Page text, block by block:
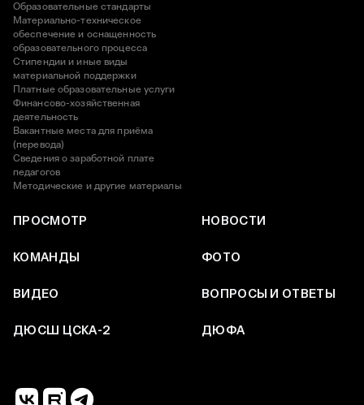
Образовательные стандарты
Материально-техническое
обеспечение и оснащенность
образовательного процесса
Стипендии и иные виды
материальной поддержки
Платные образовательные услуги
Финансово-хозяйственная
деятельность
Вакантные места для приёма
(перевода)
Сведения о заработной плате
педагогов
Методические и другие материалы
ПРОСМОТР НОВОСТИ
КОМАНДЫ ФОТО
ВИДЕО ВОПРОСЫ И ОТВЕТЫ
ДЮСШ ЦСКА-2 ДЮФА